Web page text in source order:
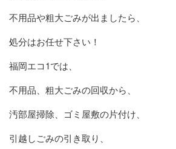
不用品や粗大ごみが出ましたら、
処分はお任せ下さい！
福岡エコ1では、
不用品、粗大ごみの回収から、
汚部屋掃除、ゴミ屋敷の片付け、
引越しごみの引き取り、